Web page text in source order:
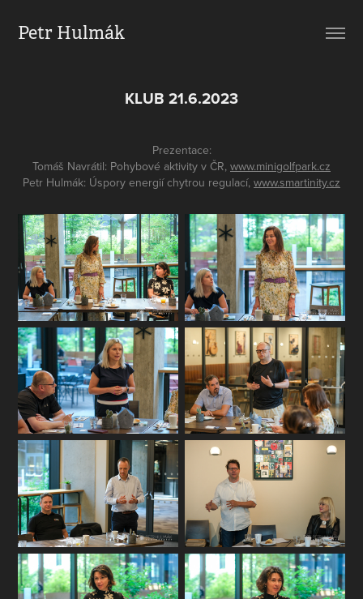
Petr Hulmák
KLUB 21.6.2023
Prezentace:
Tomáš Navrátil: Pohybové aktivity v ČR, www.minigolfpark.cz
Petr Hulmák: Úspory energií chytrou regulací, www.smartinity.cz